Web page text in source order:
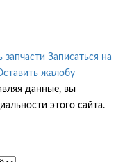
запчасти Записаться на
жалобу
данные, вы
этого сайта.